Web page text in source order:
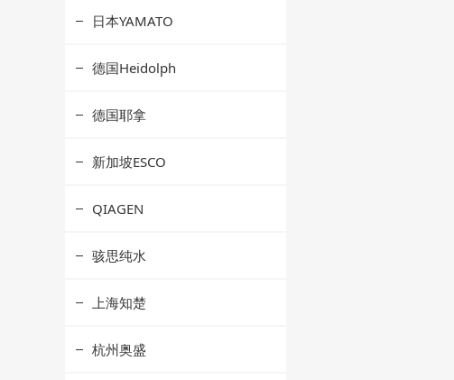
日本YAMATO
德国Heidolph
德国耶拿
新加坡ESCO
QIAGEN
骇思纯水
上海知楚
杭州奥盛